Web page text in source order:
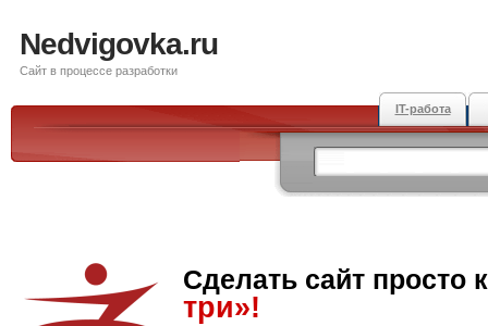
Nedvigovka.ru
Сайт в процессе разработки
IT-работа
Сделать сайт просто
три»!